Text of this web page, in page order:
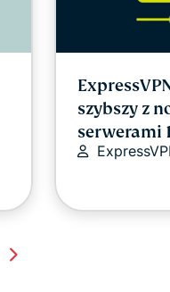
szybszy z
serwerami